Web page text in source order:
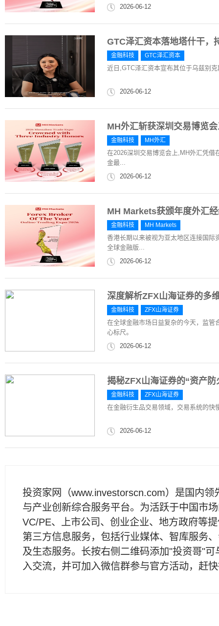
2026-06-12
GTC泽汇资本落地塔什干，
金融科技 GTC泽汇资本
近日,GTC泽汇资本宣布其位于乌兹别
2026-06-12
MH外汇斩获深圳交易博览
金融科技 MH外汇
在2026深圳交易博览会上,MH外汇凭借
金最...
2026-06-12
MH Markets获颁年度外汇
金融科技 MH Markets
香港长期以来被视为亚太地区连接国际
全球金融版...
2026-06-12
深度解析ZFX山海证券的多
金融科技 ZFX山海证券
在全球金融市场日益复杂的今天，监管
心标尺。
2026-06-12
揭秘ZFX山海证券的“资产防
金融科技 ZFX山海证券
在金融衍生品交易领域，交易系统的快
2026-06-12
投资家网（www.investorscn.com）是国内领
与产业创新综合服务平台。为活跃于中国市
VC/PE、上市公司、创业企业、地方政府等
第三方信息服务，包括行业媒体、智库服务
及生态服务。长按右侧二维码添加"投资哥"可
入交流，并可加入微信群参与官方活动，赶